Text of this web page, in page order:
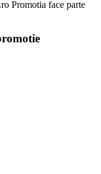
Promotia face parte